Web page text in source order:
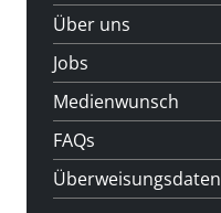
Über uns
Jobs
Medienwunsch
FAQs
Überweisungsdaten